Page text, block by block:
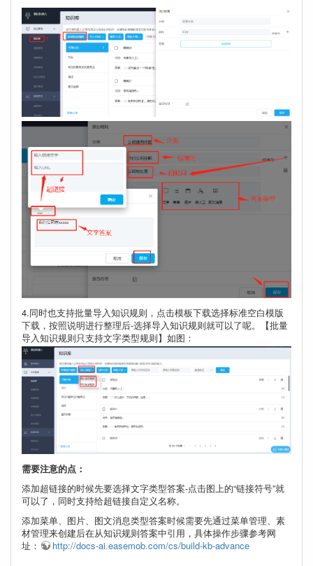
4.同时也支持批量导入知识规则，点击模板下载选择标准空白模版
下载，按照说明进行整理后-选择导入知识规则就可以了呢。【批量
导入知识规则只支持文字类型规则】如图：
需要注意的点：
添加超链接的时候先要选择文字类型答案-点击图上的“链接符号”就
可以了，同时支持给超链接自定义名称。
添加菜单、图片、图文消息类型答案时候需要先通过菜单管理、素
材管理来创建后在从知识规则答案中引用，具体操作步骤参考网
址：
http://docs-ai.easemob.com/cs/build-kb-advance